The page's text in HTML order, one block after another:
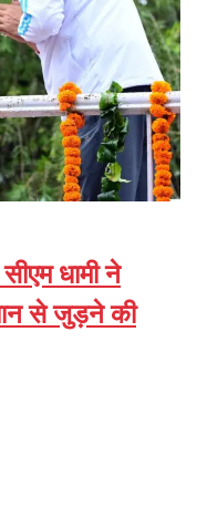
धामी ने
से जुड़ने की